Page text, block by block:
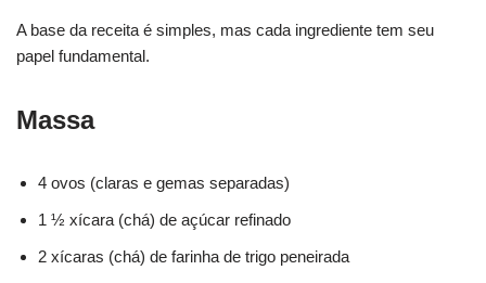
A base da receita é simples, mas cada ingrediente tem seu
papel fundamental.
Massa
4 ovos (claras e gemas separadas)
1 ½ xícara (chá) de açúcar refinado
2 xícaras (chá) de farinha de trigo peneirada